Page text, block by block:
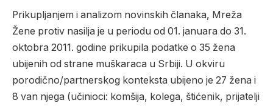
Prikupljanjem i analizom novinskih članaka, Mreža
Žene protiv nasilja je u periodu od 01. januara do 31.
oktobra 2011. godine prikupila podatke o 35 žena
ubijenih od strane muškaraca u Srbiji. U okviru
porodično/partnerskog konteksta ubijeno je 27 žena i
8 van njega (učinioci: komšija, kolega, štićenik, prijatelji